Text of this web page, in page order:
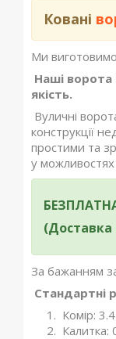
Ковані
Ми виготовимо
Наші ворота
якість.
Вуличні
конструкції
простими та
у
БЕЗПЛАТНА
(Доставка
За бажанням
Стандартні
Комір:
Калитка: